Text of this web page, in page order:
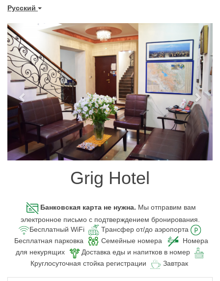
Pусский
Previous Next
Grig Hotel
Банковская карта не нужна. Мы отправим вам
электронное письмо с подтверждением бронирования.
Бесплатный WiFi
Трансфер от/до аэропорта
Бесплатная парковка
Семейные номера
Номера
для некурящих
Доставка еды и напитков в номер
Круглосуточная стойка регистрации
Завтрак